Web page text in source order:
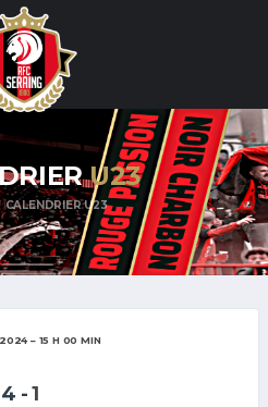
U23
CALENDRIER U23
15 H 00 MIN
4 -1